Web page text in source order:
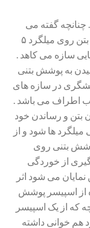
چنانچه گفته می
شود به ازای هر دو میلیمتر کاهش در ضخامت بتن روی میلگرد ۵
سازه می کاهد .
به پوشش بتنی
در سازه های
اطراف می باشد .
بتن و رساندن خود
ها شود و از
بتنی روی
از خوردگی
می شود اثر
از اسپیسر پوشش
که از یک اسپیسر
هم خوانی داشته